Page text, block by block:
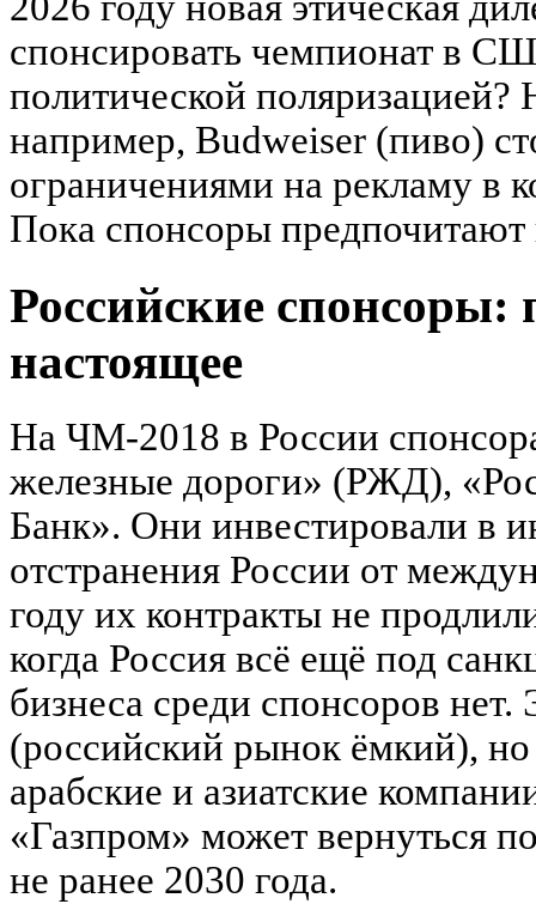
спонсировать чемпионат в
политической
например, Budweiser (пиво)
ограничениями на рекламу в
Пока спонсоры предпочитают
Российские спонсоры:
настоящее
На ЧМ-2018 в России
железные дороги» (РЖД),
Банк». Они инвестировали в
отстранения России от
году их контракты не
когда Россия всё ещё под
бизнеса среди спонсоров
(российский рынок ёмкий),
арабские и азиатские
«Газпром» может вернуться
не ранее 2030 года.